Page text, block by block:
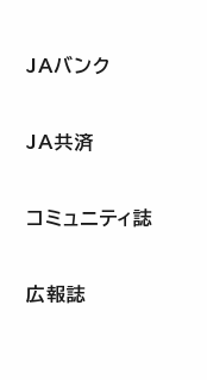
JAバンク
JA共済
コミュニティ誌
広報誌